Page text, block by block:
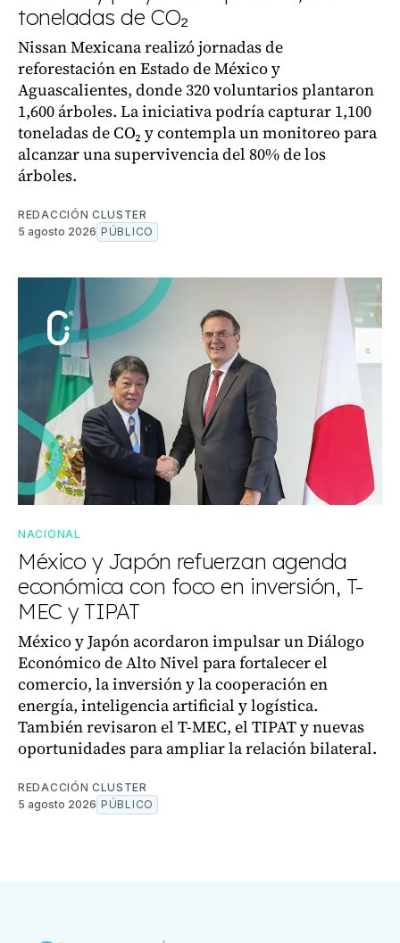
toneladas de CO₂
Nissan Mexicana realizó jornadas de
reforestación en Estado de México y
Aguascalientes, donde 320 voluntarios plantaron
1,600 árboles. La iniciativa podría capturar 1,100
toneladas de CO₂ y contempla un monitoreo para
alcanzar una supervivencia del 80% de los
árboles.
REDACCIÓN CLUSTER
5 agosto 2026 PÚBLICO
NACIONAL
México y Japón refuerzan agenda
económica con foco en inversión, T-
MEC y TIPAT
México y Japón acordaron impulsar un Diálogo
Económico de Alto Nivel para fortalecer el
comercio, la inversión y la cooperación en
energía, inteligencia artificial y logística.
También revisaron el T-MEC, el TIPAT y nuevas
oportunidades para ampliar la relación bilateral.
REDACCIÓN CLUSTER
5 agosto 2026 PÚBLICO